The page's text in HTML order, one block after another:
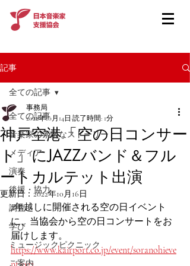
記事
全ての記事
音楽家の素敵なストーリー
メディア
演奏
後援・協力
調査
学び
ミュージックピクニック
ご案内
全ての記事
神戸空港「空の日コンサー
ト」にJAZZバンド＆フル
ートカルテット出演
事務局
2022年10月14日 読了時間: 1分
更新日： 2022年10月16日
2年越しに開催される空の日イベント
に、当協会から空の日コンサートをお
届けします。
https://www.kairport.co.jp/event/soranohieve